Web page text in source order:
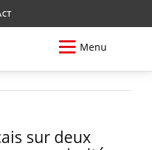
Menu
sur deux